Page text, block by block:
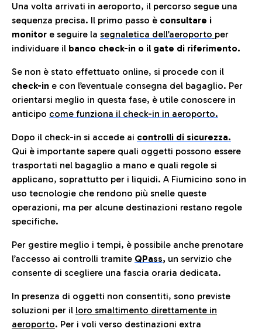
Una volta arrivati in aeroporto, il percorso segue una
sequenza precisa. Il primo passo è consultare i
monitor e seguire la segnaletica dell’aeroporto per
individuare il banco check-in o il gate di riferimento.
Se non è stato effettuato online, si procede con il
check-in e con l’eventuale consegna del bagaglio. Per
orientarsi meglio in questa fase, è utile conoscere in
anticipo come funziona il check-in in aeroporto.
Dopo il check-in si accede ai controlli di sicurezza.
Qui è importante sapere quali oggetti possono essere
trasportati nel bagaglio a mano e quali regole si
applicano, soprattutto per i liquidi. A Fiumicino sono in
uso tecnologie che rendono più snelle queste
operazioni, ma per alcune destinazioni restano regole
specifiche.
Per gestire meglio i tempi, è possibile anche prenotare
l’accesso ai controlli tramite QPass, un servizio che
consente di scegliere una fascia oraria dedicata.
In presenza di oggetti non consentiti, sono previste
soluzioni per il loro smaltimento direttamente in
aeroporto. Per i voli verso destinazioni extra